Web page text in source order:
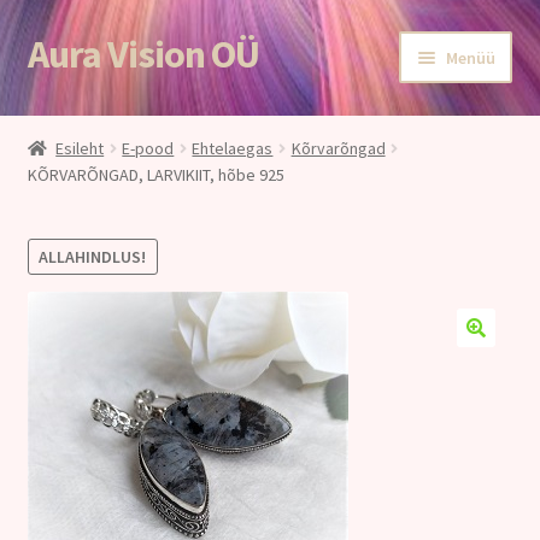
Liigu
navigeerimisele
Liigu
sisu
juurde
Aura Vision OÜ Menüü
Esileht
E-POOD
Teenused
Aura Vision ajakirjanduses
Huvitavat lugemist
Esileht E-pood Ehtelaegas
Kõrvarõngad
KÕRVARÕNGAD, LARVIKIIT, hõbe 925
ALLAHINDLUS!